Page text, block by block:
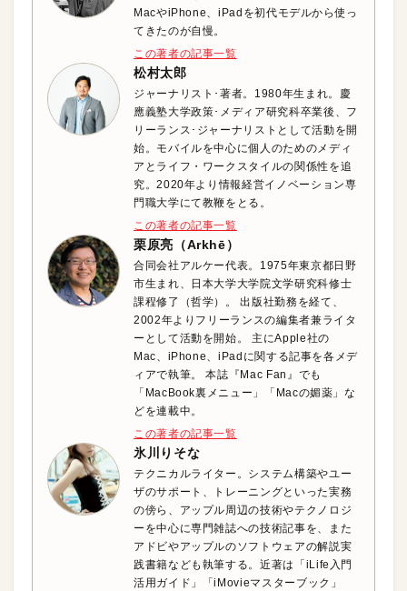
MacやiPhone、iPadを初代モデルから使っ
てきたのが自慢。
この著者の記事一覧
松村太郎
ジャーナリスト･著者。1980年生まれ。慶
應義塾大学政策･メディア研究科卒業後、フ
リーランス･ジャーナリストとして活動を開
始。モバイルを中心に個人のためのメディ
アとライフ・ワークスタイルの関係性を追
究。2020年より情報経営イノベーション専
門職大学にて教鞭をとる。
この著者の記事一覧
栗原亮（Arkhē）
合同会社アルケー代表。1975年東京都日野
市生まれ、日本大学大学院文学研究科修士
課程修了（哲学）。 出版社勤務を経て、
2002年よりフリーランスの編集者兼ライタ
ーとして活動を開始。 主にApple社の
Mac、iPhone、iPadに関する記事を各メデ
ィアで執筆。 本誌『Mac Fan』でも
「MacBook裏メニュー」「Macの媚薬」な
どを連載中。
この著者の記事一覧
氷川りそな
テクニカルライター。システム構築やユー
ザのサポート、トレーニングといった実務
の傍ら、アップル周辺の技術やテクノロジ
ーを中心に専門雑誌への技術記事を、また
アドビやアップルのソフトウェアの解説実
践書籍なども執筆する。近著は「iLife入門
活用ガイド」「iMovieマスターブック」